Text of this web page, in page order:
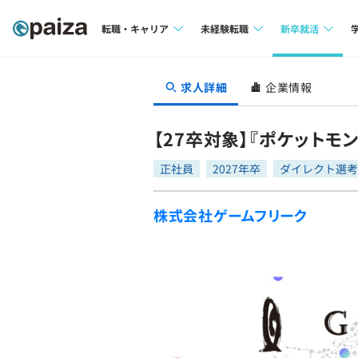
転職・キャリア
転職成功ガイド
転職エージェント
未経験転職
求人検索
転職成功ガイド
新卒就活
本選考
新卒エージェ
イベント・セ
求人詳細 企業情報
【27卒対象】『ポケット
正社員 2027年卒 ダイレクト選考
株式会社ゲームフリーク